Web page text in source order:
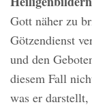
Gott näher zu
Götzendienst
und den
diesem Fall
was er